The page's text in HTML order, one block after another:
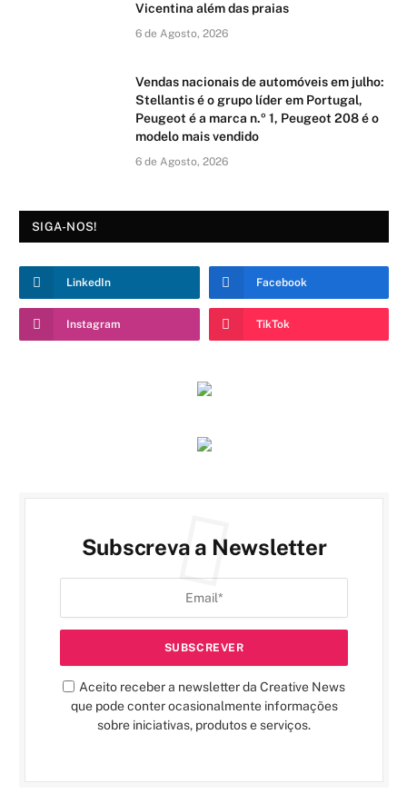
Vicentina além das praias
6 de Agosto, 2026
Vendas nacionais de automóveis em julho:
Stellantis é o grupo líder em Portugal,
Peugeot é a marca n.º 1, Peugeot 208 é o
modelo mais vendido
6 de Agosto, 2026
SIGA-NOS!
LinkedIn Facebook
Instagram TikTok
Subscreva a Newsletter
Aceito receber a newsletter da Creative News
que pode conter ocasionalmente informações
sobre iniciativas, produtos e serviços.